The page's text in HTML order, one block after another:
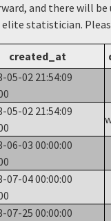
and there will be
statistician.
created_at
05-02 21:54:09
05-02 21:54:09
06-03 00:00:00
07-04 00:00:00
07-25 00:00:00